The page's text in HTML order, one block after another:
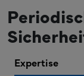
Expertise